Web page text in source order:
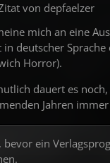
Evenson:
Contagion
Russell:Robert
für das
Blackwood
Körber
von depfaelzer
mich an eine
in deutscher
Horror).
dauert es
Jahren
bevor ein